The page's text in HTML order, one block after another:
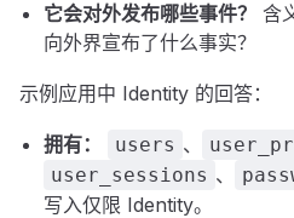
它会对外发布哪些事件？
含
向外界宣布了什么事实？
示例应用中 Identity 的回答：
拥有： users 、
user_sessions 、
写入仅限 Identity。